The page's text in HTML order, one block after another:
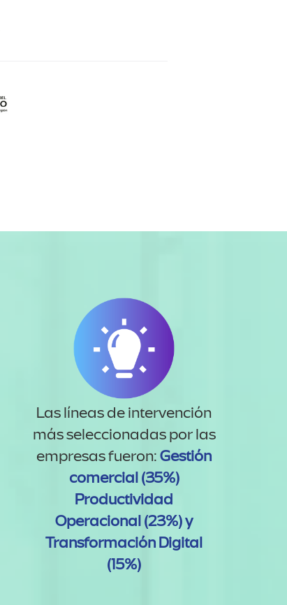
Las líneas de intervención
más seleccionadas por las
empresas fueron:Gestión
comercial (35%)
Productividad
Operacional (23%) y
Transformación Digital
(15%)